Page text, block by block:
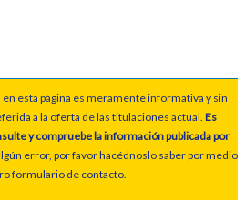
esta página es meramente informativa y sin
a la oferta de las titulaciones actual. Es
y compruebe la información publicada por
error, por favor hacédnoslo saber por medio
formulario de contacto.